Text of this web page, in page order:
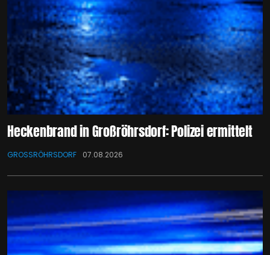
Heckenbrand in Großröhrsdorf: Polizei ermittelt
GROSSRÖHRSDORF 07.08.2026